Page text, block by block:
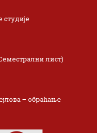
студије
лист)
– обраћање